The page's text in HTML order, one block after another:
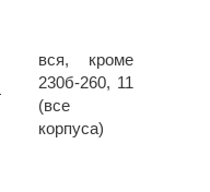
вся, кроме
230б-260, 11
(все
корпуса)